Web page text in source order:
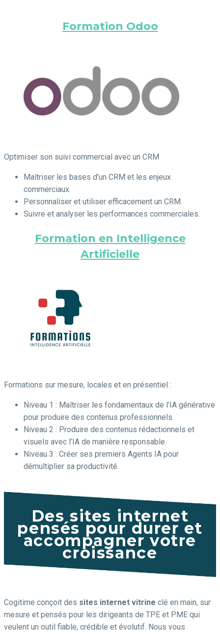
Formation Odoo
Optimiser son suivi commercial avec un CRM
Maîtriser les bases d’un CRM et les enjeux
commerciaux.
Personnaliser et utiliser efficacement un CRM.
Suivre et analyser les performances commerciales.
Formation en Intelligence
Artificielle
Formations sur mesure, locales et en présentiel :
Niveau 1 : Maîtriser les fondamentaux de l’IA générative
pour produire des contenus professionnels.
Niveau 2 : Produire des contenus rédactionnels et
visuels avec l’IA de manière responsable.
Niveau 3 : Créer ses premiers Agents IA pour
démultiplier sa productivité.
Des sites internet
pensés pour durer et
accompagner votre
croissance
Cogitime conçoit des sites internet vitrine clé en main, sur
mesure et pensés pour les dirigeants de TPE et PME qui
veulent un outil fiable, crédible et évolutif. Nous vous